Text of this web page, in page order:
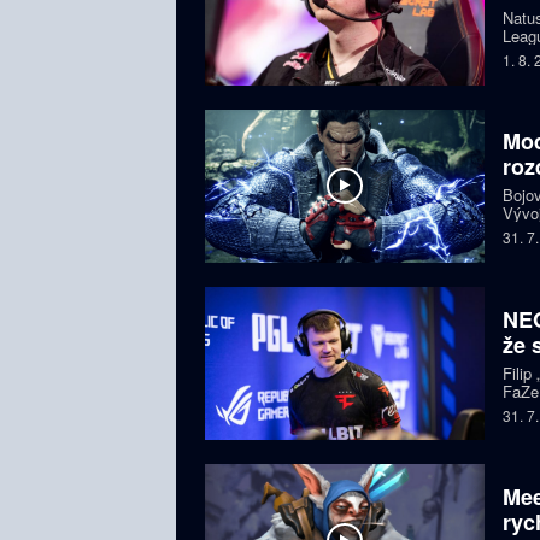
1. 8.
i
31.
že
Filip
31.